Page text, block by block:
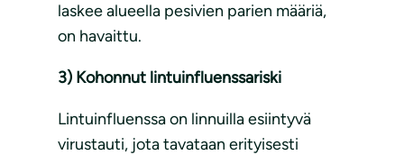
laskee alueella pesivien parien määriä,
on havaittu.
3) Kohonnut lintuinfluenssariski
Lintuinfluenssa on linnuilla esiintyvä
virustauti, jota tavataan erityisesti